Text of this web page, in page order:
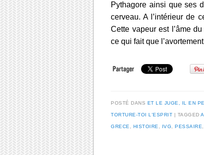
Pythagore ainsi que ses
cerveau. A l’intérieur de
Cette vapeur est l’âme
ce qui fait que
POSTÉ DANS ET LE JUGE, IL EN
TORTURE-TOI L'ESPRIT TAGGED
GRECE, HISTOIRE, IVG, PESSAIRE,